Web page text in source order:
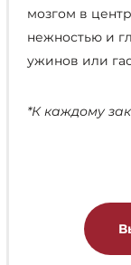
мозгом в
нежностью и
ужинов или
*К каждому